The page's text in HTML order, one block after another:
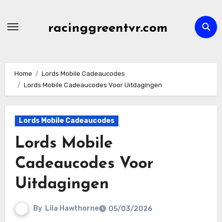
racinggreentvr.com
Home
Lords Mobile Cadeaucodes
Lords Mobile Cadeaucodes Voor Uitdagingen
Lords Mobile Cadeaucodes
Lords Mobile
Cadeaucodes Voor
Uitdagingen
By Lila Hawthorne 05/03/2026